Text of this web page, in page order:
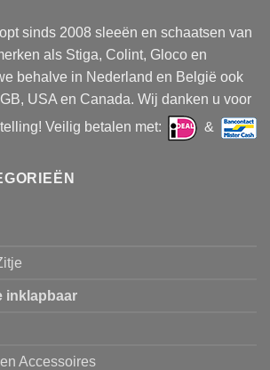
sinds 2008 sleeën en schaatsen van
als Stiga, Colint, Gloco en
behalve in Nederland en België ook
USA en Canada. Wij danken u voor
Veilig betalen met:
&
inklapbaar
Accessoires